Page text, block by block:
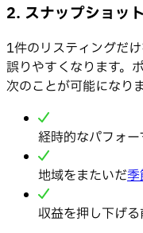
2. スナップショッ
1件のリスティングだ
誤りやすくなります。
次のことが可能になり
経時的なパフォ
地域をまたいだ
収益を押し下げ